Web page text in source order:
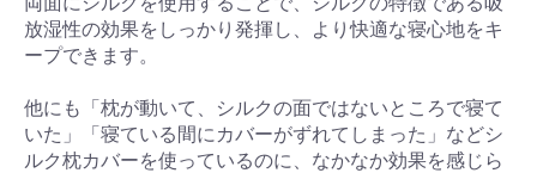
放湿性の効果をしっかり発揮し、より快適な寝心地をキ
ープできます。
他にも「枕が動いて、シルクの面ではないところで寝て
いた」「寝ている間にカバーがずれてしまった」などシ
ルク枕カバーを使っているのに、なかなか効果を感じら